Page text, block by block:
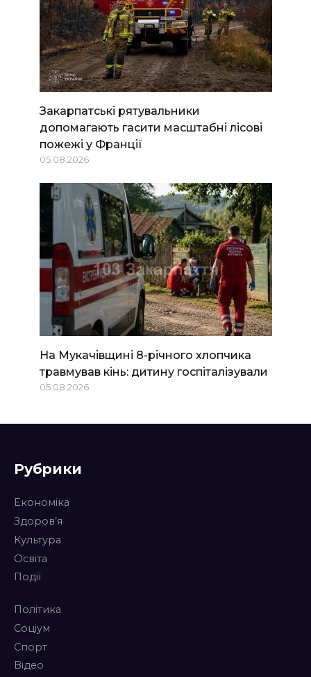
Закарпатські рятувальники
допомагають гасити масштабні лісові
пожежі у Франції
05.08.2026
На Мукачівщині 8-річного хлопчика
травмував кінь: дитину госпіталізували
05.08.2026
Рубрики
Економіка
Здоров’я
Культура
Освіта
Події
Політика
Соціум
Спорт
Відео